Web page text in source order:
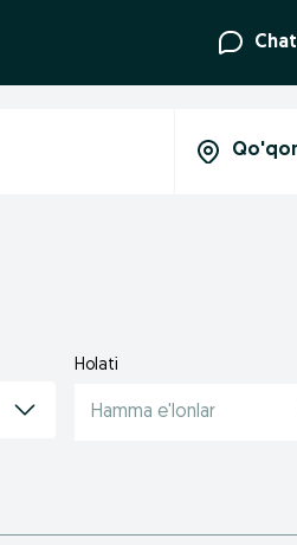
Chat
Holati
Hamma e'lonlar